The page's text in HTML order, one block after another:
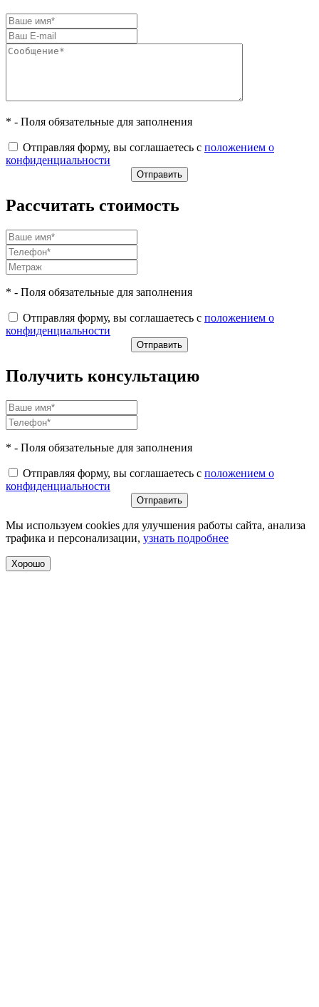
* - Поля обязательные для заполнения
Отправляя форму, вы соглашаетесь с положением о
конфиденциальности
Рассчитать стоимость
* - Поля обязательные для заполнения
Отправляя форму, вы соглашаетесь с положением о
конфиденциальности
Получить консультацию
* - Поля обязательные для заполнения
Отправляя форму, вы соглашаетесь с положением о
конфиденциальности
Мы используем cookies для улучшения работы сайта, анализа
трафика и персонализации, узнать подробнее
Хорошо